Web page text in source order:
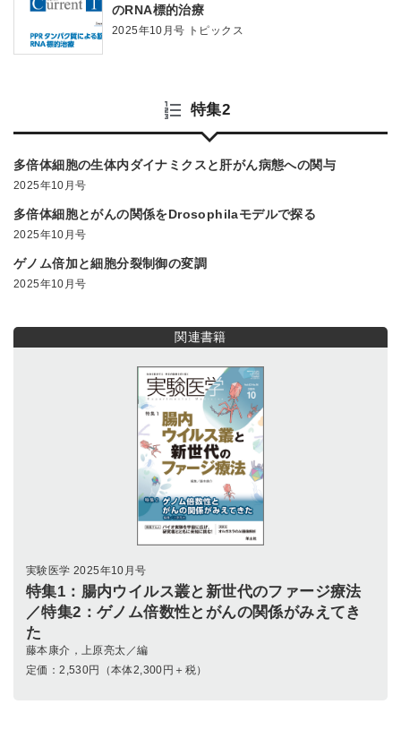
のRNA標的治療
2025年10月号 トピックス
特集2
多倍体細胞の生体内ダイナミクスと肝がん病態への関与
2025年10月号
多倍体細胞とがんの関係をDrosophilaモデルで探る
2025年10月号
ゲノム倍加と細胞分裂制御の変調
2025年10月号
関連書籍
実験医学 2025年10月号
特集1：腸内ウイルス叢と新世代のファージ療法
／特集2：ゲノム倍数性とがんの関係がみえてき
た
藤本康介，上原亮太／編
定価：2,530円（本体2,300円＋税）